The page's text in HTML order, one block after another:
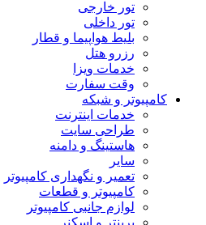
تور خارجی
تور داخلی
بلیط هواپیما و قطار
رزرو هتل
خدمات ویزا
وقت سفارت
کامپیوتر و شبکه
خدمات اینترنت
طراحی سایت
هاستینگ و دامنه
سایر
تعمیر و نگهداری کامپیوتر
کامپیوتر و قطعات
لوازم جانبی کامپیوتر